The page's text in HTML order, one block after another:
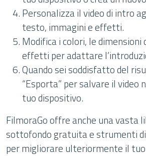
Personalizza il video di intro
testo, immagini e effetti.
Modifica i colori, le
effetti per adattare
Quando sei soddisfatto del
“Esporta” per salvare il video
tuo dispositivo.
FilmoraGo offre anche una vasta
sottofondo gratuita e strumenti
per migliorare ulteriormente il